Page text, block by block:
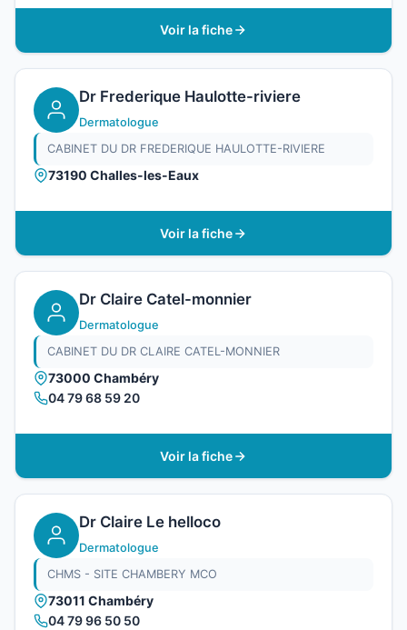
Voir la fiche
Dr Frederique Haulotte-riviere
Dermatologue
CABINET DU DR FREDERIQUE HAULOTTE-RIVIERE
73190 Challes-les-Eaux
Voir la fiche
Dr Claire Catel-monnier
Dermatologue
CABINET DU DR CLAIRE CATEL-MONNIER
73000 Chambéry
04 79 68 59 20
Voir la fiche
Dr Claire Le helloco
Dermatologue
CHMS - SITE CHAMBERY MCO
73011 Chambéry
04 79 96 50 50